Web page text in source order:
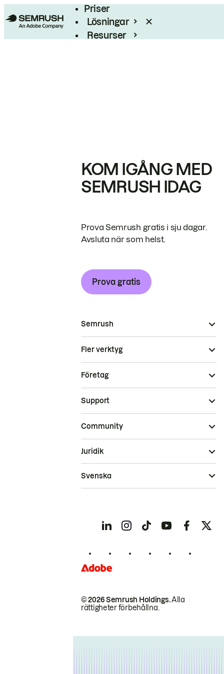
Priser
Lösningar
Resurser
KOM IGÅNG MED
SEMRUSH IDAG
Prova Semrush gratis i sju dagar.
Avsluta när som helst.
Prova gratis
Semrush
Fler verktyg
Företag
Support
Community
© 2026 Semrush Holdings.Alla
rättigheter förbehållna.
Juridik
Svenska